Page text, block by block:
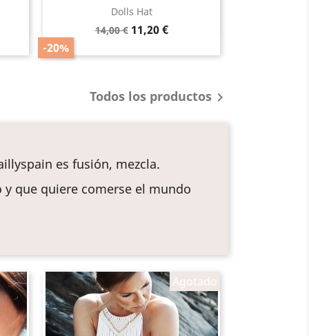
Dolls Hat
Precio
14,00 €
-20%
Precio
11,20 €
Vista rápida
Todos los productos 
es fusión, mezcla.
que quiere comerse el mundo
Agotado